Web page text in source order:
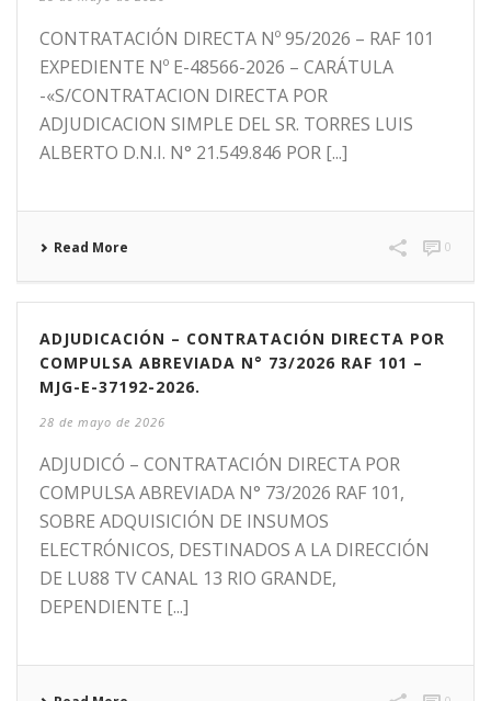
CONTRATACIÓN DIRECTA Nº 95/2026 – RAF 101
EXPEDIENTE Nº E-48566-2026 – CARÁTULA
-«S/CONTRATACION DIRECTA POR
ADJUDICACION SIMPLE DEL SR. TORRES LUIS
ALBERTO D.N.I. N° 21.549.846 POR [...]
Read More 0
ADJUDICACIÓN – CONTRATACIÓN DIRECTA POR
COMPULSA ABREVIADA N° 73/2026 RAF 101 –
MJG-E-37192-2026.
28 de mayo de 2026
ADJUDICÓ – CONTRATACIÓN DIRECTA POR
COMPULSA ABREVIADA N° 73/2026 RAF 101,
SOBRE ADQUISICIÓN DE INSUMOS
ELECTRÓNICOS, DESTINADOS A LA DIRECCIÓN
DE LU88 TV CANAL 13 RIO GRANDE,
DEPENDIENTE [...]